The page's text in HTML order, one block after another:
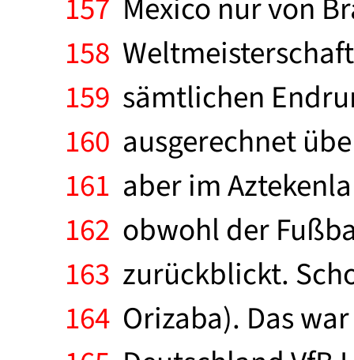
157 Mexico nur von
158
159 sämtlichen
160 ausgerechnet
161 aber im
162 obwohl der
163 zurückblickt.
164 Orizaba). Das